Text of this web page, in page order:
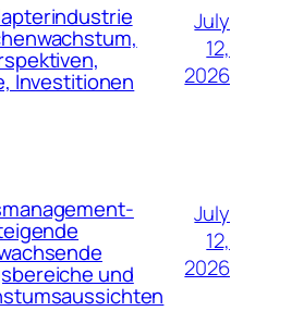
Investitionen
July
12,
2026
und
July
12,
2026